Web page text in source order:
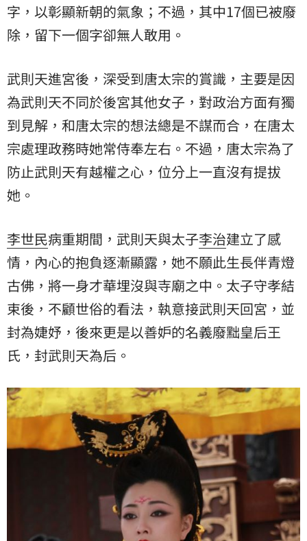
字，以彰顯新朝的氣象；不過，其中17個已被廢
除，留下一個字卻無人敢用。
武則天進宮後，深受到唐太宗的賞識，主要是因
為武則天不同於後宮其他女子，對政治方面有獨
到見解，和唐太宗的想法總是不謀而合，在唐太
宗處理政務時她常侍奉左右。不過，唐太宗為了
防止武則天有越權之心，位分上一直沒有提拔
她。
李世民病重期間，武則天與太子李治建立了感
情，內心的抱負逐漸顯露，她不願此生長伴青燈
古佛，將一身才華埋沒與寺廟之中。太子守孝結
束後，不顧世俗的看法，執意接武則天回宮，並
封為婕妤，後來更是以善妒的名義廢黜皇后王
氏，封武則天為后。